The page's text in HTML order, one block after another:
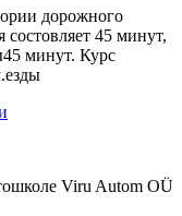
дорожного
45 минут,
минут. Курс
Viru Autom OÜ